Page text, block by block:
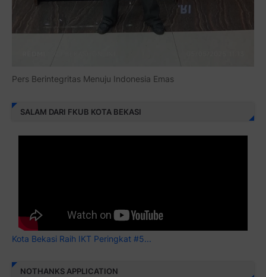
Pers Berintegritas Menuju Indonesia Emas
SALAM DARI FKUB KOTA BEKASI
Kota Bekasi Raih IKT Peringkat #5...
NOTHANKS APPLICATION